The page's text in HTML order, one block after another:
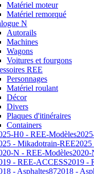
Matériel moteur
Matériel remorqué
N
Autorails
Machines
Wagons
Voitures et fourgons
REE
Personnages
Matériel roulant
Décor
Divers
Plaques d'itinéraires
Containers
2020-
2019 -
2018 -